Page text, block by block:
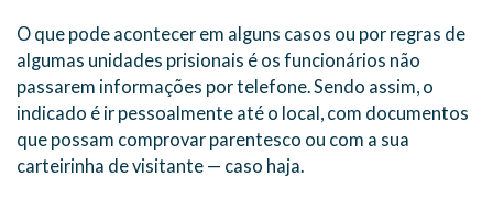
O que pode acontecer em alguns casos ou por regras de
algumas unidades prisionais é os funcionários não
passarem informações por telefone. Sendo assim, o
indicado é ir pessoalmente até o local, com documentos
que possam comprovar parentesco ou com a sua
carteirinha de visitante — caso haja.